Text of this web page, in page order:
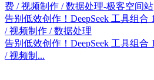
告别低效创作！DeepSeek 工具组
/ 视频制作 / 数据处理
告别低效创作！DeepSeek 工具组
/ 视频制...